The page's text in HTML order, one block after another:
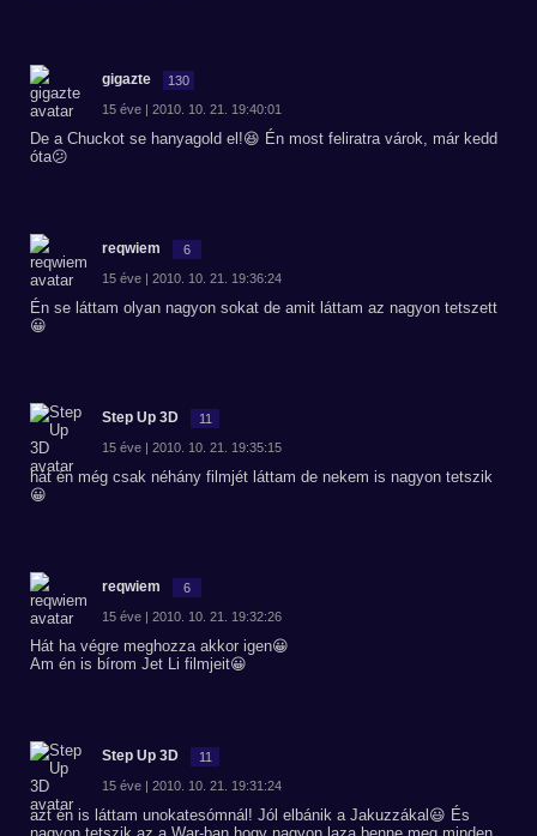
gigazte 130
15 éve | 2010. 10. 21. 19:40:01
De a Chuckot se hanyagold el!😆 Én most feliratra várok, már kedd
óta😕
reqwiem 6
15 éve | 2010. 10. 21. 19:36:24
Én se láttam olyan nagyon sokat de amit láttam az nagyon tetszett
😀
Step Up 3D 11
15 éve | 2010. 10. 21. 19:35:15
hát én még csak néhány filmjét láttam de nekem is nagyon tetszik
😀
reqwiem 6
15 éve | 2010. 10. 21. 19:32:26
Hát ha végre meghozza akkor igen😀
Am én is bírom Jet Li filmjeit😀
Step Up 3D 11
15 éve | 2010. 10. 21. 19:31:24
azt én is láttam unokatesómnál! Jól elbánik a Jakuzzákal😃 És